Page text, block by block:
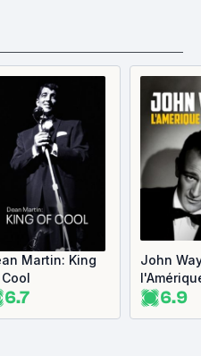
Martin: King
6.7
John
prix6.9